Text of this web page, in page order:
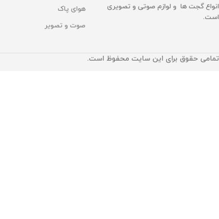
انواع گجت ها و لوازم صوتی و تصویری
است.
هوای پاک
صوت و تصویر
تمامی حقوق برای این سایت محفوظ است.